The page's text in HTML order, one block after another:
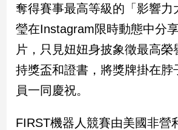
焦
品
觀
點
民
調
會
奪得賽事最高等級的「影響力
瑩在Instagram限時動態中分
片，只見妞妞身披象徵最高榮
持獎盃和證書，將獎牌掛在脖
員一同慶祝。
FIRST機器人競賽由美國非營